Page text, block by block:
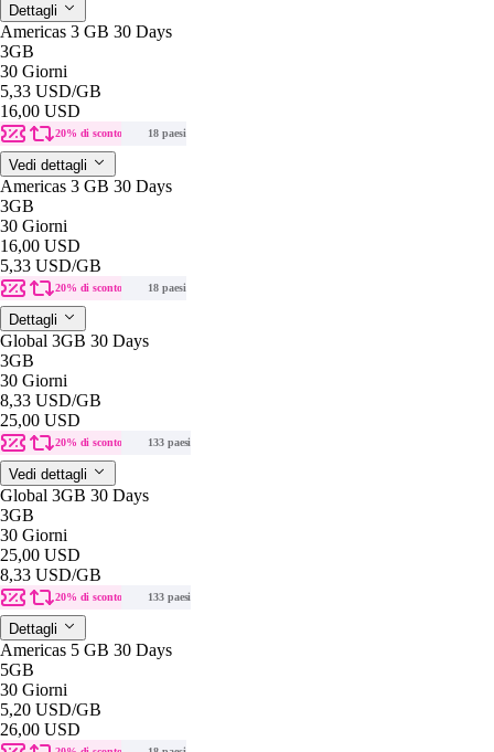
Dettagli
Americas 3 GB 30 Days
3GB
30 Giorni
5,33 USD/GB
16,00 USD
20% di sconto 18 paesi
Vedi dettagli
Americas 3 GB 30 Days
3GB
30 Giorni
16,00 USD
5,33 USD/GB
20% di sconto 18 paesi
Dettagli
Global 3GB 30 Days
3GB
30 Giorni
8,33 USD/GB
25,00 USD
20% di sconto 133 paesi
Vedi dettagli
Global 3GB 30 Days
3GB
30 Giorni
25,00 USD
8,33 USD/GB
20% di sconto 133 paesi
Dettagli
Americas 5 GB 30 Days
5GB
30 Giorni
5,20 USD/GB
26,00 USD